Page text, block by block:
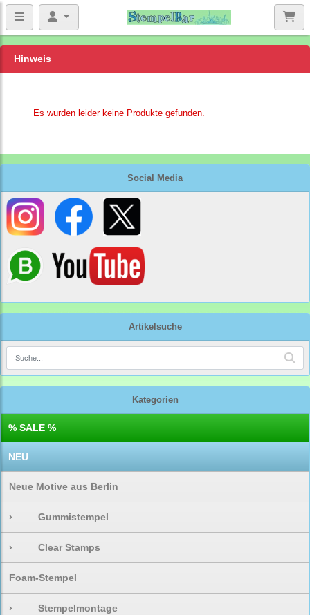
Social Media
Artikelsuche
Kategorien
% SALE %
NEU
Neue Motive aus Berlin
› Gummistempel
› Clear Stamps
Foam-Stempel
› Stempelmontage
Hinweis
Es wurden leider keine Produkte gefunden.